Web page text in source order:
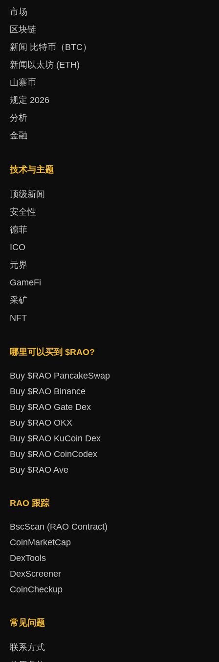
市场
区块链
新闻 比特币（BTC）
新闻以太坊 (ETH)
山寨币
规定 2026
分析
金融
技术与主题
顶级新闻
安全性
德菲
ICO
元界
GameFi
采矿
NFT
哪里可以买到 $RAO?
Buy $RAO PancakeSwap
Buy $RAO Binance
Buy $RAO Gate Dex
Buy $RAO OKX
Buy $RAO KuCoin Dex
Buy $RAO CoinCodex
Buy $RAO Ave
RAO 跟踪
BscScan (RAO Contract)
CoinMarketCap
DexTools
DexScreener
CoinCheckup
常见问题
联系方式